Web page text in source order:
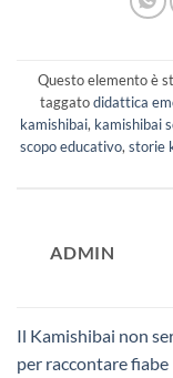
Questo elemento è
taggatodidattica
kamishibai, kamishibai
scopo educativo, storie
ADMIN
Il Kamishibai non
per raccontare fiabe